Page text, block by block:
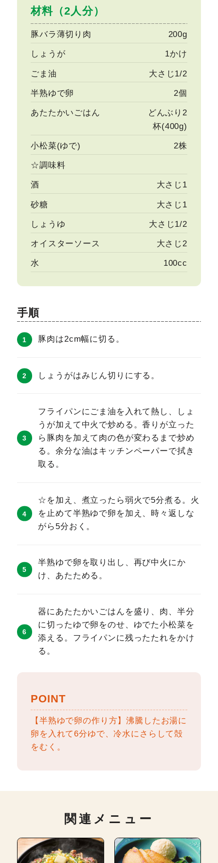
材料（2人分）
豚バラ薄切り肉 200g
しょうが 1かけ
ごま油 大さじ1/2
半熟ゆで卵 2個
あたたかいごはん
どんぶり2
杯(400g)
小松菜(ゆで) 2株
☆調味料
酒 大さじ1
砂糖 大さじ1
しょうゆ 大さじ1/2
オイスターソース 大さじ2
水 100cc
手順
豚肉は2cm幅に切る。
しょうがはみじん切りにする。
フライパンにごま油を入れて熱し、しょ
うが加えて中火で炒める。香りが立った
ら豚肉を加えて肉の色が変わるまで炒め
る。余分な油はキッチンペーパーで拭き
取る。
☆を加え、煮立ったら弱火で5分煮る。火
を止めて半熟ゆで卵を加え、時々返しな
がら5分おく。
半熟ゆで卵を取り出し、再び中火にか
け、あたためる。
器にあたたかいごはんを盛り、肉、半分
に切ったゆで卵をのせ、ゆでた小松菜を
添える。フライパンに残ったたれをかけ
る。
POINT
【半熟ゆで卵の作り方】沸騰したお湯に
卵を入れて6分ゆで、冷水にさらして殻
をむく。
関連メニュー